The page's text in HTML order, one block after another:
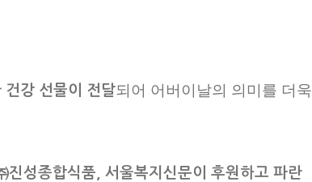
건강 선물이 전달되어 어버이날의 의미를 더욱
성종합식품, 서울복지신문이 후원하고 파란